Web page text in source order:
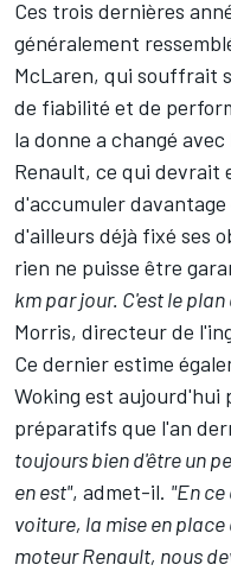
Ces trois dernières
généralement
McLaren, qui souffrait
de fiabilité et de
la donne a changé
Renault, ce qui devrait
d'accumuler
d'ailleurs déjà fixé ses
rien ne puisse être
km par jour. C'est le
Morris, directeur de
Ce dernier estime
Woking est aujourd'hui
préparatifs que l'an
toujours bien d'être un
en est", admet-il. "En
voiture, la mise en
moteur Renault, nous